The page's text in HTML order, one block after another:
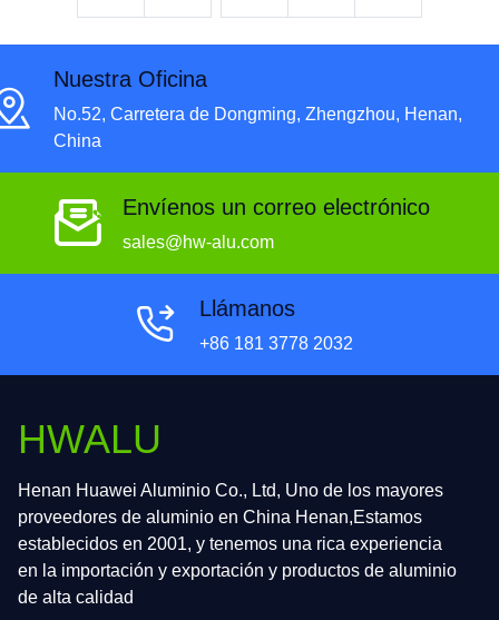
Nuestra Oficina
No.52, Carretera de Dongming, Zhengzhou, Henan,
China
Envíenos un correo electrónico
sales@hw-alu.com
Llámanos
+86 181 3778 2032
HWALU
Henan Huawei Aluminio Co., Ltd, Uno de los mayores
proveedores de aluminio en China Henan,Estamos
establecidos en 2001, y tenemos una rica experiencia
en la importación y exportación y productos de aluminio
de alta calidad